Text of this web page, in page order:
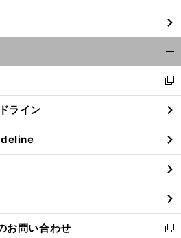
閉
る
新
し
い
ウ
ィ
ン
ド
ウ
で
開
く
ライン
お問い合わせ
新